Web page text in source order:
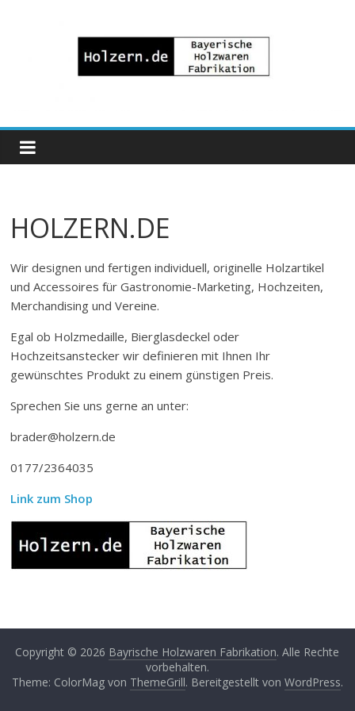
Bayrische
Holzwaren
Fabrikation
HOLZERN.DE
Wir designen und fertigen individuell, originelle Holzartikel
und Accessoires für Gastronomie-Marketing, Hochzeiten,
Merchandising und Vereine.
Egal ob Holzmedaille, Bierglasdeckel oder
Hochzeitsanstecker wir definieren mit Ihnen Ihr
gewünschtes Produkt zu einem günstigen Preis.
Sprechen Sie uns gerne an unter:
brader@holzern.de
0177/2364035
Link zum Shop
Copyright © 2026 Bayrische Holzwaren Fabrikation. Alle Rechte
vorbehalten.
Theme: ColorMag von ThemeGrill. Bereitgestellt von WordPress.